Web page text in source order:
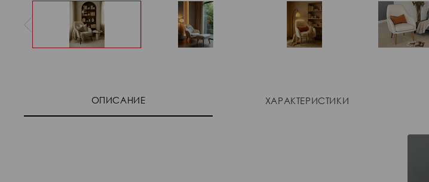
ОПИСАНИЕ ХАРАКТЕРИСТИКИ